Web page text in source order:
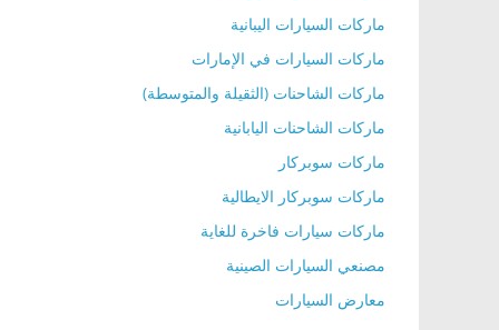
ماركات السيارات اليبانية
ماركات السيارات في الإمارات
ماركات الشاحنات (الثقيلة والمتوسطة)
ماركات الشاحنات اليابانية
ماركات سوبركار
ماركات سوبركار الايطالية
ماركات سيارات فاخرة للغاية
مصنعي السيارات الصينية
معارض السيارات